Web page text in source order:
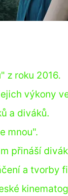
z roku 2016.
výkony
a diváků.
mnou".
přináší
a tvorby